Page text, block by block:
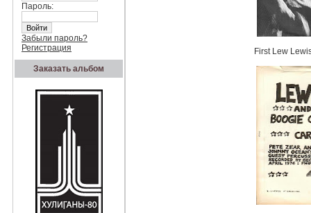
Пароль:
Забыли пароль?
Регистрация
Заказать альбом
First Lew